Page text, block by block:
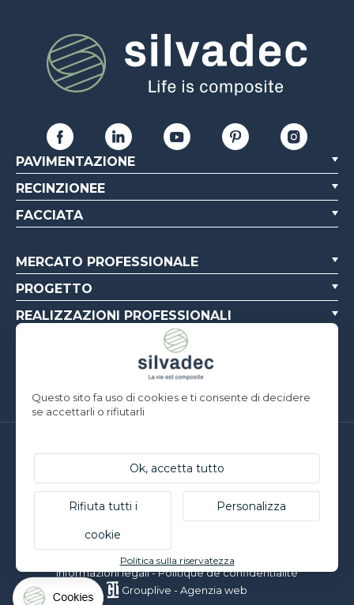
PAVIMENTAZIONE
RECINZIONEE
FACCIATA
MERCATO PROFESSIONALE
PROGETTO
REALIZZAZIONI PROFESSIONALI
Silvadec France
Parc d’Activités de l’Estuaire
F-56190 ARZAL | T. +33 (0)2 97 450 900
Silvadec Deutschland
Ludwig-Erhard-Straße 3
D-84069 Schierling | T. +49 9451 9443 500
© Silvadec - Tutti i diritti riservati - Foto non contrattuali
Informazioni legali-Politique de confidentialité
Grouplive - Agenzia web
Questo sito fa uso di cookies e ti consente di decidere
se accettarli o rifiutarli
Ok, accetta tutto
Rifiuta tutti i
cookie
Personalizza
Politica sulla riservatezza